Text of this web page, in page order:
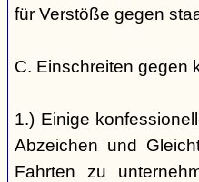
für Verstöße gegen
C. Einschreiten gegen
1.) Einige
Abzeichen und
Fahrten zu